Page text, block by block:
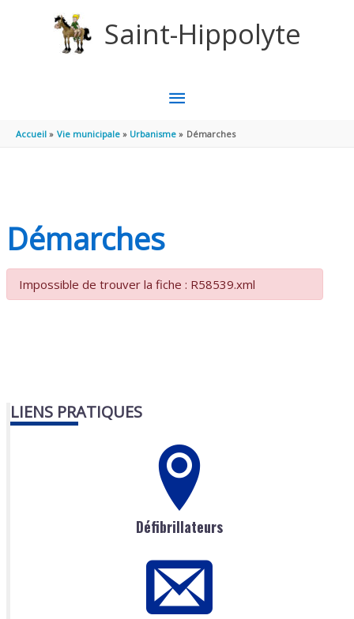
Saint-Hippolyte
MENU
PRINCIPAL
Accueil Vie municipale Urbanisme Démarches
Démarches
Impossible de trouver la fiche : R58539.xml
LIENS PRATIQUES
Défibrillateurs